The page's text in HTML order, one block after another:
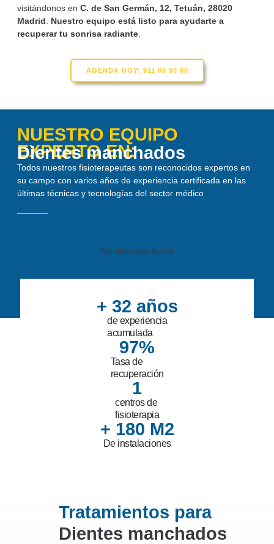
visitándonos en C. de San Germán, 12, Tetuán, 28020
Madrid
Nuestro equipo está listo para ayudarte a
recuperar tu sonrisa radiante
AGENDA HOY: 911 08 90 90
NUESTRO EQUIPO
EXPERTO EN:
Dientes manchados
Todos nuestros fisioterapeutas son reconocidos expertos en
su campo con varios años de experiencia certificada en las
últimas técnicas y tecnologías del sector médico
No data was found
de experiencia
acumulada
+ 32 años
Tasa de
recuperación
97%
centros de
fisioterapia
1
De instalaciones
+ 180 M2
Tratamientos para
Dientes manchados